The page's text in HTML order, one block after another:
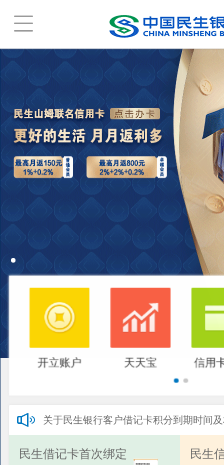
开立账户 天天宝 信用
关于民生银行客户借记卡积分到期时间
公告
民生借记卡首次绑定
民生